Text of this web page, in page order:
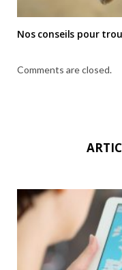
Nos conseils pour
Comments are closed.